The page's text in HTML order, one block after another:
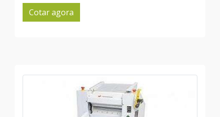
Cotar agora